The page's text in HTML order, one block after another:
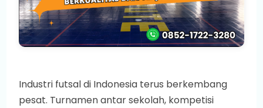
Industri futsal di Indonesia terus berkembang
pesat. Turnamen antar sekolah, kompetisi